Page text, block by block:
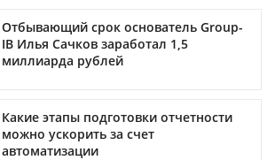
Отбывающий срок основатель Group-
IB Илья Сачков заработал 1,5
миллиарда рублей
Какие этапы подготовки отчетности
можно ускорить за счет
автоматизации